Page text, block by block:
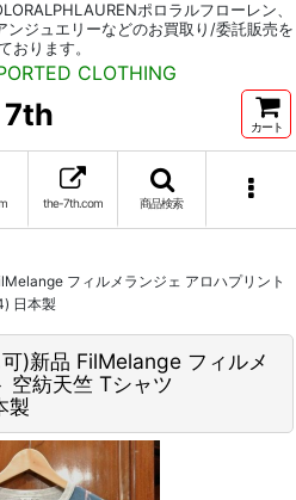
ポロラルフローレン、
ンジュエリーなどのお買取り/委託販売を
おります。
CLOTHING
7th カート
the-7th.com 商品検索
フィルメランジェ アロハプリント
日本製
)新品 FilMelange フィルメ
空紡天竺 Tシャツ
製